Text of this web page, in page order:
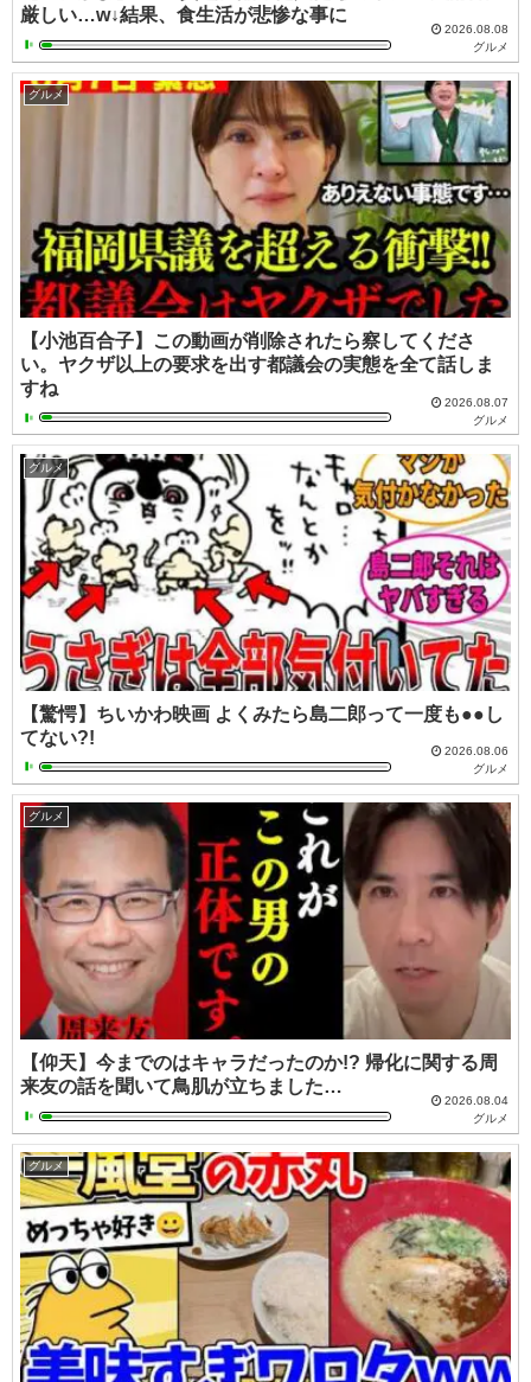
厳しい…w↓結果、食生活が悲惨な事に
2026.08.08
グルメ
グルメ
【小池百合子】この動画が削除されたら察してくださ
い。ヤクザ以上の要求を出す都議会の実態を全て話しま
すね
2026.08.07
グルメ
グルメ
【驚愕】ちいかわ映画 よくみたら島二郎って一度も●●し
てない?!
2026.08.06
グルメ
グルメ
【仰天】今までのはキャラだったのか!? 帰化に関する周
来友の話を聞いて鳥肌が立ちました…
2026.08.04
グルメ
グルメ